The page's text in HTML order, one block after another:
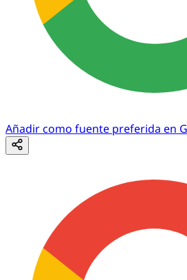
Añadir como fuente preferida en